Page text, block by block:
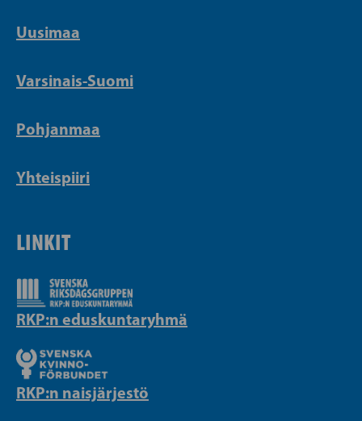
Uusimaa
Varsinais-Suomi
Pohjanmaa
Yhteispiiri
LINKIT
RKP:n eduskuntaryhmä
RKP:n naisjärjestö